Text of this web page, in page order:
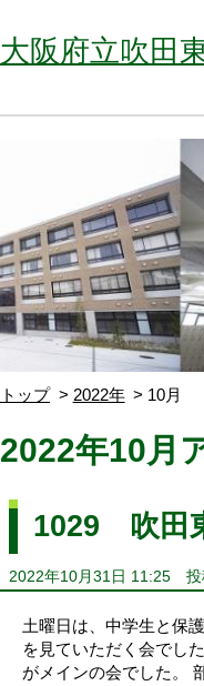
大阪府立吹田
トップ 2022年 10月
2022年10月
1029 吹田
2022年10月31日 11:25
土曜日は、中学生と保
を見ていただく会でし
がメインの会でした。